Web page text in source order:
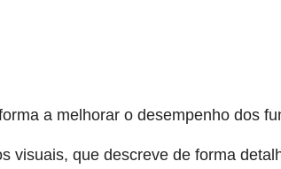
a melhorar o desempenho dos
que descreve de forma